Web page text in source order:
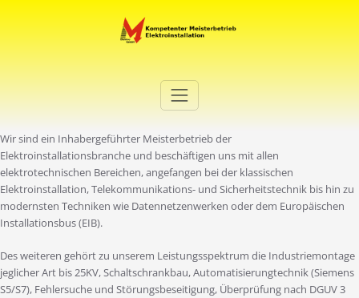
Elektro Martini
Wir sind ein Inhabergeführter Meisterbetrieb der
Elektroinstallationsbranche und beschäftigen uns mit allen
elektrotechnischen Bereichen, angefangen bei der klassischen
Elektroinstallation, Telekommunikations- und Sicherheitstechnik bis hin zu
modernsten Techniken wie Datennetzenwerken oder dem Europäischen
Installationsbus (EIB).
Des weiteren gehört zu unserem Leistungsspektrum die Industriemontage
jeglicher Art bis 25KV, Schaltschrankbau, Automatisierungtechnik (Siemens
S5/S7), Fehlersuche und Störungsbeseitigung, Überprüfung nach DGUV 3